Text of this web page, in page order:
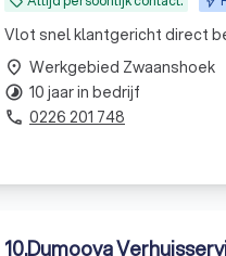
Vlot snel klantgericht direct
place Werkgebied Zwaanshoek
timelapse 10 jaar in bedrijf
phone 0226 201 748
10.Dumoova